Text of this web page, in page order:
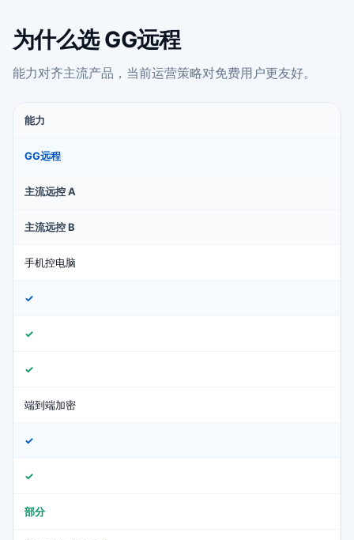
为什么选 GG远程
能力对齐主流产品，当前运营策略对免费用户更友好。
能力
GG远程
主流远控 A
主流远控 B
手机控电脑
✓
✓
✓
端到端加密
✓
✓
部分